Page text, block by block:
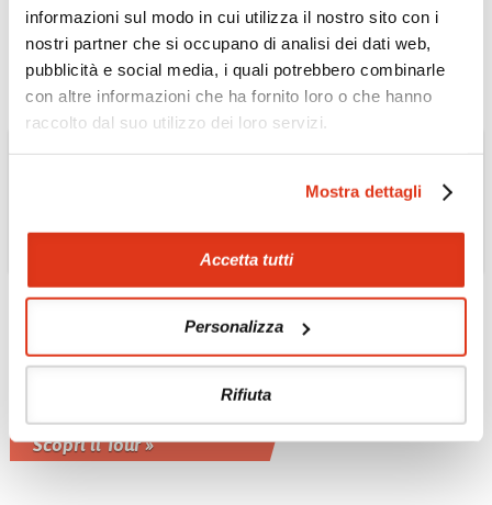
informazioni sul modo in cui utilizza il nostro sito con i
nostri partner che si occupano di analisi dei dati web,
pubblicità e social media, i quali potrebbero combinarle
con altre informazioni che ha fornito loro o che hanno
raccolto dal suo utilizzo dei loro servizi.
Mostra dettagli
Accetta tutti
Personalizza
Rifiuta
Scopri il Tour »
REGIONE DEL KIMBERLEY
Monkey Mia, Kalbarri e
deserto dei pinnacoli
Scopri il Tour »